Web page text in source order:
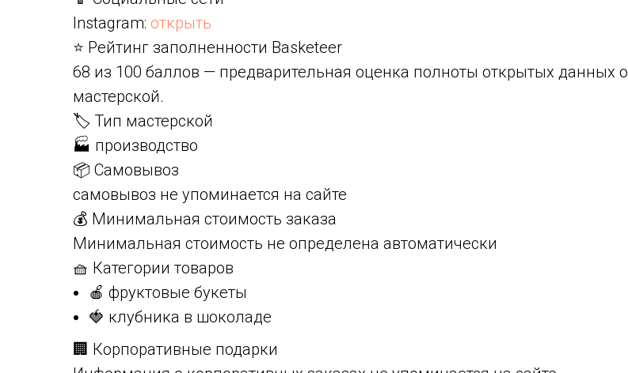
Instagram: открыть
⭐ Рейтинг заполненности Basketeer
68 из 100 баллов — предварительная оценка полноты открытых данных о
мастерской.
🏷️ Тип мастерской
🏭 производство
📦 Самовывоз
самовывоз не упоминается на сайте
💰 Минимальная стоимость заказа
Минимальная стоимость не определена автоматически
🧺 Категории товаров
🍎 фруктовые букеты
🍓 клубника в шоколаде
🏢 Корпоративные подарки